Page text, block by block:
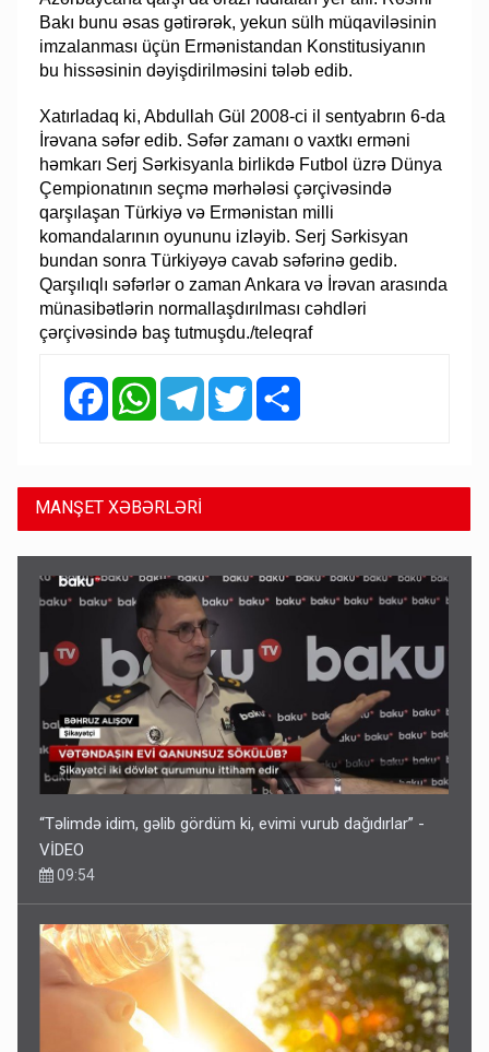
Bakı bunu əsas gətirərək, yekun sülh müqaviləsinin
imzalanması üçün Ermənistandan Konstitusiyanın
bu hissəsinin dəyişdirilməsini tələb edib.
Xatırladaq ki, Abdullah Gül 2008-ci il sentyabrın 6-da
İrəvana səfər edib. Səfər zamanı o vaxtkı erməni
həmkarı Serj Sərkisyanla birlikdə Futbol üzrə Dünya
Çempionatının seçmə mərhələsi çərçivəsində
qarşılaşan Türkiyə və Ermənistan milli
komandalarının oyununu izləyib. Serj Sərkisyan
bundan sonra Türkiyəyə cavab səfərinə gedib.
Qarşılıqlı səfərlər o zaman Ankara və İrəvan arasında
münasibətlərin normallaşdırılması cəhdləri
çərçivəsində baş tutmuşdu./teleqraf
FacebookWhatsAppTelegramTwitter
MANŞET XƏBƏRLƏRİ
“Təlimdə idim, gəlib gördüm ki, evimi vurub dağıdırlar” -
VİDEO
09:54